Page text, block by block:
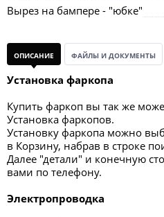
Вырез на бампере - "юбке"
ОПИСАНИЕ ФАЙЛЫ И ДОКУМЕНТЫ
Установка фаркопа
Купить фаркоп вы так же
Установка фаркопов.
Установку фаркопа можно
в Корзину, набрав в строке
Далее "детали" и конечную
вами по телефону.
Электропроводка